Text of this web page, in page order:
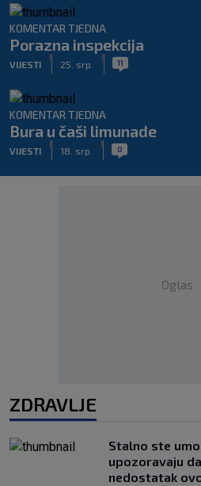
KOMENTAR TJEDNA
Porazna inspekcija
VIJESTI 25. srp. 11
KOMENTAR TJEDNA
Bura u čaši limunade
VIJESTI 18. srp. 0
Oglas
ZDRAVLJE
Stalno ste
upozoravaju
nedostatak